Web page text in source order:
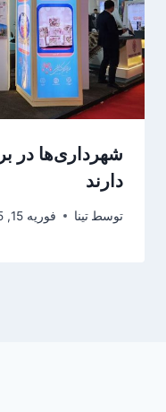
شهرداری‌ها در
دارند
توسط تینا فوریه 15, 2025